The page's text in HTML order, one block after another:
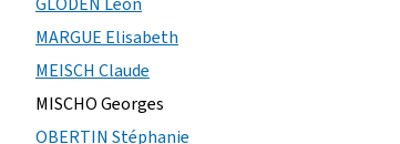
MARGUE Elisabeth
MEISCH Claude
MISCHO Georges
OBERTIN Stéphanie